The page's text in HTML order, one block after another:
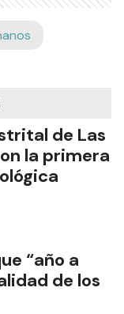
de Las
la primera
“año a
de los